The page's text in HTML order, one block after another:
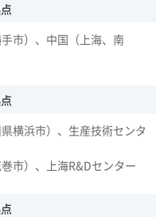
市）、中国（上海、南
横浜市）、生産技術センタ
市）、上海R&Dセンター